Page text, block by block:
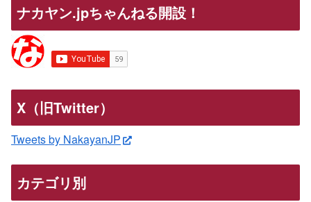
ナカヤン.jpちゃんねる開設！
X（旧Twitter）
Tweets by NakayanJP
カテゴリ別